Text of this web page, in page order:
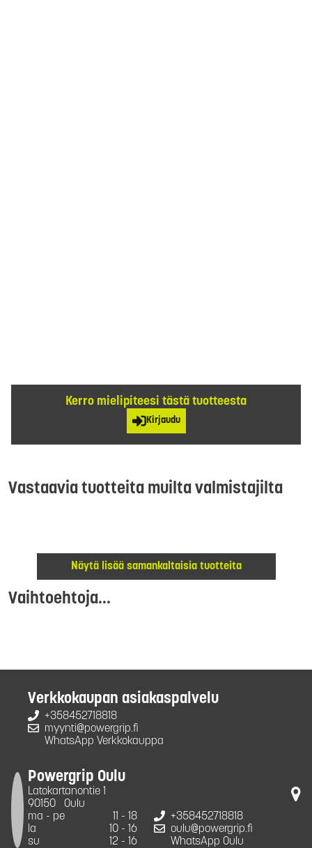
Kerro mielipiteesi tästä tuotteesta
Kirjaudu
Vastaavia tuotteita muilta valmistajilta
Näytä lisää samankaltaisia tuotteita
Vaihtoehtoja...
Verkkokaupan asiakaspalvelu
+358452718818
myynti@powergrip.fi
WhatsApp Verkkokauppa
Powergrip Oulu
Latokartanontie 1
90150
Oulu
ma - pe
11 - 18
la
10 - 16
su
12 - 16
+358452718818
oulu@powergrip.fi
WhatsApp Oulu